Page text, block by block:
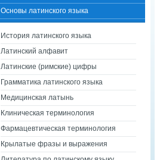
Основы латинского языка
История латинского языка
Латинский алфавит
Латинские (римские) цифры
Грамматика латинского языка
Медицинская латынь
Клиническая терминология
Фармацевтическая терминология
Крылатые фразы и выражения